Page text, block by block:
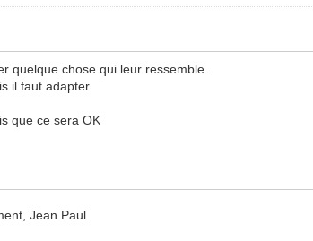
quelque chose qui leur ressemble.
il faut adapter.
que ce sera OK
Jean Paul